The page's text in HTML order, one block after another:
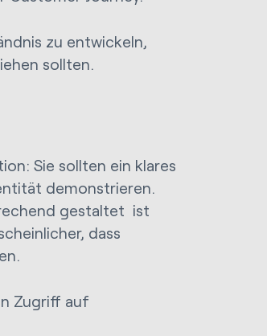
zu entwickeln,
sollten.
Sie sollten ein klares
demonstrieren.
gestaltet ist
dass
Zugriff auf